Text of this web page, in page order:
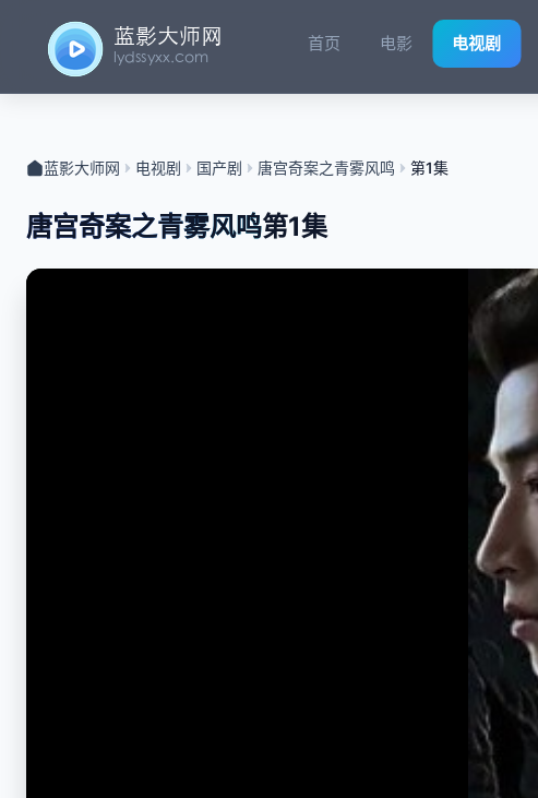
首页 电影 电视剧
蓝影大师网 电视剧 国产剧 唐宫奇案之青雾风鸣 第1集
唐宫奇案之青雾风鸣第1集